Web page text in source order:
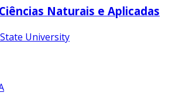
Naturais e Aplicadas
University